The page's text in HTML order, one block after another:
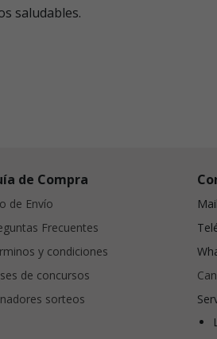
saludables.
de Compra
de Envío
Frecuentes
y condiciones
de concursos
sorteos